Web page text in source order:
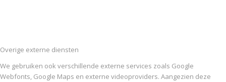
Overige externe diensten
We gebruiken ook verschillende externe services zoals Google
Webfonts, Google Maps en externe videoproviders. Aangezien deze